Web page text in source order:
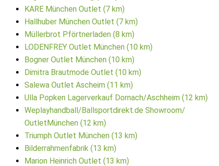
KARE München Outlet (7 km)
Hallhuber München Outlet (7 km)
Müllerbrot Pförtnerladen (8 km)
LODENFREY Outlet München (10 km)
Bogner Outlet München (10 km)
Dimitra Brautmode Outlet (10 km)
Salewa Outlet Ascheim (11 km)
Ulla Popken Lagerverkauf Dornach/Aschheim (12 km)
Weplayhandball/Ballsportdirekt.de Showroom/
OutletMünchen (12 km)
Triumph Outlet München (13 km)
Bilderrahmenfabrik (13 km)
Marion Heinrich Outlet (13 km)